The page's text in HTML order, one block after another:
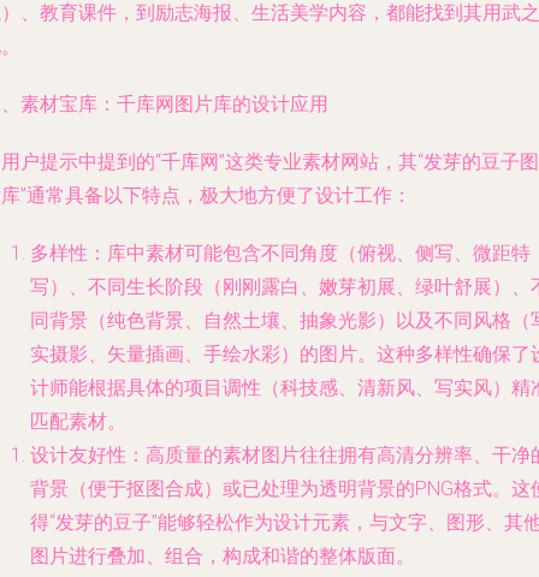
、教育课件，到励志海报、生活美学内容，都能找到其用武之
素材宝库：千库网图片库的设计应用
户提示中提到的“千库网”这类专业素材网站，其“发芽的豆子图
”通常具备以下特点，极大地方便了设计工作：
多样性 ：库中素材可能包含不同角度（俯视、侧写、微距特
写）、不同生长阶段（刚刚露白、嫩芽初展、绿叶舒展）、
同背景（纯色背景、自然土壤、抽象光影）以及不同风格（
实摄影、矢量插画、手绘水彩）的图片。这种多样性确保了
计师能根据具体的项目调性（科技感、清新风、写实风）精
匹配素材。
设计友好性 ：高质量的素材图片往往拥有高清分辨率、干净
背景（便于抠图合成）或已处理为透明背景的PNG格式。这
得“发芽的豆子”能够轻松作为设计元素，与文字、图形、其
图片进行叠加、组合，构成和谐的整体版面。